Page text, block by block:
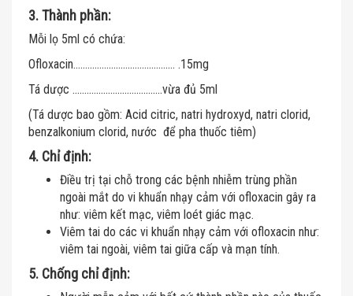
3. Thành phần:
Mỗi lọ 5ml có chứa:
Ofloxacin……………………………………. .15mg
Tá dược ………………………………..vừa đủ 5ml
(Tá dược bao gồm: Acid citric, natri hydroxyd, natri clorid,
benzalkonium clorid, nước để pha thuốc tiêm)
4. Chỉ định:
Điều trị tại chỗ trong các bệnh nhiễm trùng phần
ngoài mắt do vi khuẩn nhạy cảm với ofloxacin gây ra
như: viêm kết mạc, viêm loét giác mạc.
Viêm tai do các vi khuẩn nhạy cảm với ofloxacin như:
viêm tai ngoài, viêm tai giữa cấp và mạn tính.
5. Chống chỉ định: